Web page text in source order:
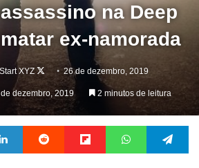
na Deep
ex-namorada
XYZ
Follow
on
26 de dezembro, 2019
dezembro, 2019 2 minutos de leitura
Linkedin Reddit Flipboard WhatsApp